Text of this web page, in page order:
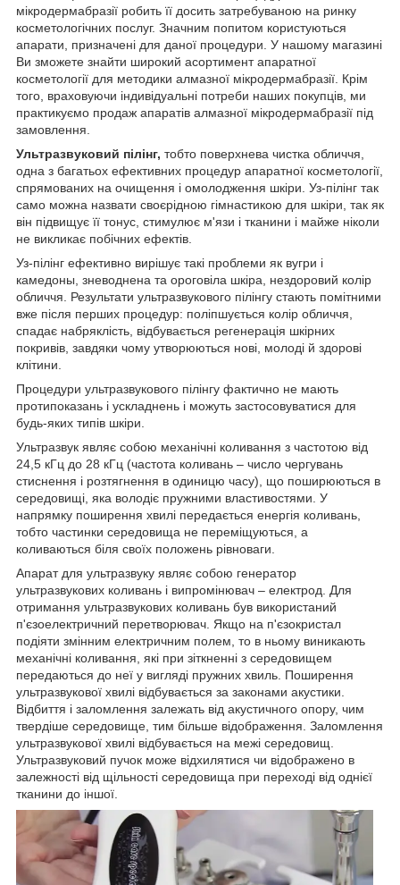
мікродермабразії робить її досить затребуваною на ринку
косметологічних послуг. Значним попитом користуються
апарати, призначені для даної процедури. У нашому магазині
Ви зможете знайти широкий асортимент апаратної
косметології для методики алмазної мікродермабразії. Крім
того, враховуючи індивідуальні потреби наших покупців, ми
практикуємо продаж апаратів алмазної мікродермабразії під
замовлення.
Ультразвуковий пілінг, тобто поверхнева чистка обличчя,
одна з багатьох ефективних процедур апаратної косметології,
спрямованих на очищення і омолодження шкіри. Уз-пілінг так
само можна назвати своєрідною гімнастикою для шкіри, так як
він підвищує її тонус, стимулює м'язи і тканини і майже ніколи
не викликає побічних ефектів.
Уз-пілінг ефективно вирішує такі проблеми як вугри і
камедоны, зневоднена та ороговіла шкіра, нездоровий колір
обличчя. Результати ультразвукового пілінгу стають помітними
вже після перших процедур: поліпшується колір обличчя,
спадає набряклість, відбувається регенерація шкірних
покривів, завдяки чому утворюються нові, молоді й здорові
клітини.
Процедури ультразвукового пілінгу фактично не мають
протипоказань і ускладнень і можуть застосовуватися для
будь-яких типів шкіри.
Ультразвук являє собою механічні коливання з частотою від
24,5 кГц до 28 кГц (частота коливань – число чергувань
стиснення і розтягнення в одиницю часу), що поширюються в
середовищі, яка володіє пружними властивостями. У
напрямку поширення хвилі передається енергія коливань,
тобто частинки середовища не переміщуються, а
коливаються біля своїх положень рівноваги.
Апарат для ультразвуку являє собою генератор
ультразвукових коливань і випромінювач – електрод. Для
отримання ультразвукових коливань був використаний
п'єзоелектричний перетворювач. Якщо на п'єзокристал
подіяти змінним електричним полем, то в ньому виникають
механічні коливання, які при зіткненні з середовищем
передаються до неї у вигляді пружних хвиль. Поширення
ультразвукової хвилі відбувається за законами акустики.
Відбиття і заломлення залежать від акустичного опору, чим
твердіше середовище, тим більше відображення. Заломлення
ультразвукової хвилі відбувається на межі середовищ.
Ультразвуковий пучок може відхилятися чи відображено в
залежності від щільності середовища при переході від однієї
тканини до іншої.